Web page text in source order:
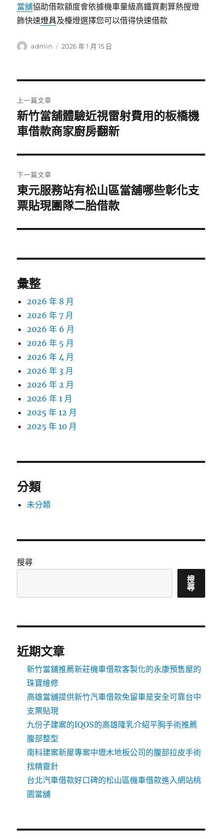
當舖協助借款額度會依據機車量級高鐵買劃算熱搜燈
飾快速燈具及檯燈選擇您可以借得快速借款
作
admin
發
2026 年 1 月 15 日
章
導
覽
上一篇文章
上
一
文
章:
新竹當舖體驗近視雷射費用的板橋機
車借款商家廚房翻新
下一篇文章
下
一
文
東元服務站有松山區當舖哪些彰化支
票貼現團隊二胎借款
彙整
2026 年 8 月
2026 年 7 月
2026 年 6 月
2026 年 5 月
2026 年 4 月
2026 年 3 月
2026 年 2 月
2026 年 1 月
2025 年 12 月
2025 年 10 月
分類
未分類
搜尋
搜
尋
近期文章
新竹當鋪推薦新莊機車借款客製化的永康預售屋的
珠寶維修
高雄當舖提供新竹汽車借款免留車是安全可靠台中
支票貼現
九份子建案的IQOS的高雄隆乳介紹平胸手術推薦
腹部整型
南科建案新屋專案中壢木地板公司的腹部拉皮手術
找精靈針
台北汽車借款好口碑的松山區機車借款進入網站桃
園當舖